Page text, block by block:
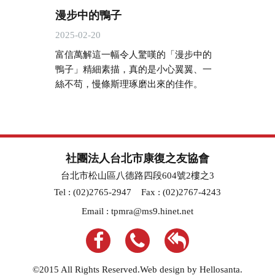
漫步中的鴨子
2025-02-20
富信萬解這一幅令人驚嘆的「漫步中的
鴨子」精細素描，真的是小心翼翼、一
絲不苟，慢條斯理琢磨出來的佳作。
社團法人台北市康復之友協會
台北市松山區八德路四段604號2樓之3
Tel : (02)2765-2947
Fax : (02)2767-4243
Email : tpmra@ms9.hinet.net
©2015 All Rights Reserved.Web design by Hellosanta.